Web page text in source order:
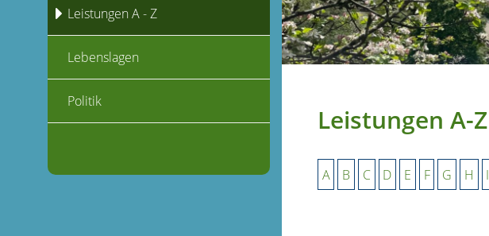
Leistungen A-Z
A B C D E F G H I
Leistungen A - Z
Lebenslagen
Politik